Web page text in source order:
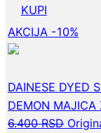
KUPI
AKCIJA -10%
DAINESE DYED
DEMON MAJICA
6.400RSD